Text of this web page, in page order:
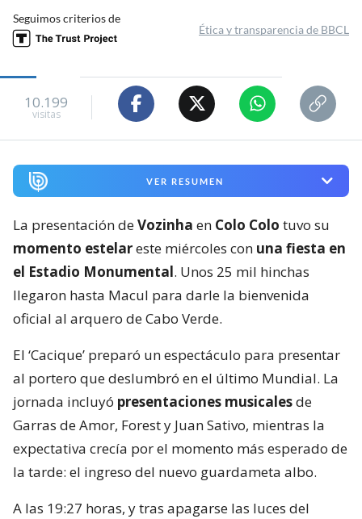
Seguimos criterios de
Ética y transparencia de BBCL
10.199
visitas
VER RESUMEN
La presentación deVozinha en Colo Colo tuvo su
momento estelareste miércoles con una fiesta en
el Estadio Monumental. Unos 25 mil hinchas
llegaron hasta Macul para darle la bienvenida
oficial al arquero de Cabo Verde.
El ‘Cacique’ preparó un espectáculo para presentar
al portero que deslumbró en el último Mundial. La
jornada incluyó presentaciones musicalesde
Garras de Amor, Forest y Juan Sativo, mientras la
expectativa crecía por el momento más esperado de
la tarde: el ingreso del nuevo guardameta albo.
A las 19:27 horas, y tras apagarse las luces del